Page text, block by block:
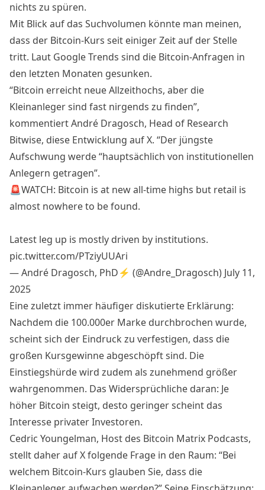
nichts zu spüren.
Mit Blick auf das Suchvolumen könnte man meinen,
dass der Bitcoin-Kurs seit einiger Zeit auf der Stelle
tritt. Laut Google Trends sind die Bitcoin-Anfragen in
den letzten Monaten gesunken.
“Bitcoin erreicht neue Allzeithochs, aber die
Kleinanleger sind fast nirgends zu finden”,
kommentiert André Dragosch, Head of Research
Bitwise, diese Entwicklung auf X. “Der jüngste
Aufschwung werde “hauptsächlich von institutionellen
Anlegern getragen”.
🚨WATCH: Bitcoin is at new all-time highs but retail is
almost nowhere to be found.
Latest leg up is mostly driven by institutions.
pic.twitter.com/PTziyUUAri
— André Dragosch, PhD⚡ (@Andre_Dragosch) July 11,
2025
Eine zuletzt immer häufiger diskutierte Erklärung:
Nachdem die 100.000er Marke durchbrochen wurde,
scheint sich der Eindruck zu verfestigen, dass die
großen Kursgewinne abgeschöpft sind. Die
Einstiegshürde wird zudem als zunehmend größer
wahrgenommen. Das Widersprüchliche daran: Je
höher Bitcoin steigt, desto geringer scheint das
Interesse privater Investoren.
Cedric Youngelman, Host des Bitcoin Matrix Podcasts,
stellt daher auf X folgende Frage in den Raum: “Bei
welchem Bitcoin-Kurs glauben Sie, dass die